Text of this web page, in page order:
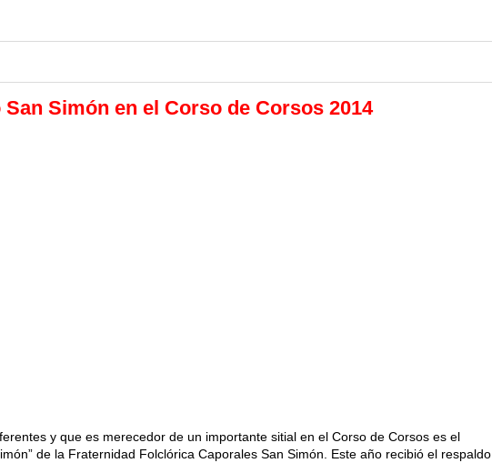
Simón en el Corso de Corsos 2014
y que es merecedor de un importante sitial en el Corso de Corsos es el
de la Fraternidad Folclórica Caporales San Simón. Este año recibió el respaldo